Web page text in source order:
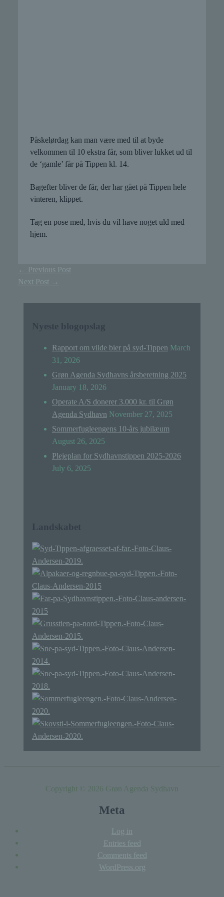
Påskelørdag kan man være med til at byde
velkommen til 10 ekstra får, som bliver lukket ud til
de ‘gamle’ får på Tippen kl. 14.
Bagefter bliver de får, der har gået på Tippen hele
vinteren, klippet.
Tag en pose med, hvis du vil have noget uld med
hjem.
← Previous Post
Next Post →
Nyeste blogopslag
Rapport om vilde bier på syd-Tippen March
31, 2026
Grøn Agenda Sydhavns årsberetning 2025
January 18, 2026
Operate A/S donerer 3.000 kr. til Grøn
Agenda Sydhavn November 27, 2025
Sommerfugleengens 10-års jubilæum
August 26, 2025
Plejeplan for Sydhavnstippen 2025-2026
July 6, 2025
Landskabet
Copyright © 2026 Grøn Agenda Sydhavn
Meta
Log in
Entries feed
Comments feed
WordPress.org